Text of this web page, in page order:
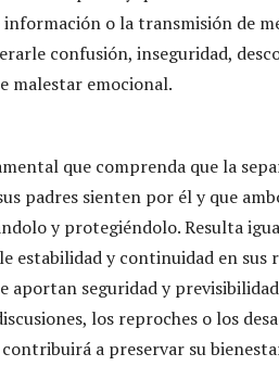
información o la transmisión de
confusión, inseguridad,
malestar emocional.
que comprenda que la
padres sienten por él y que
y protegiéndolo. Resulta
estabilidad y continuidad en sus
aportan seguridad y
los reproches o los
a preservar su